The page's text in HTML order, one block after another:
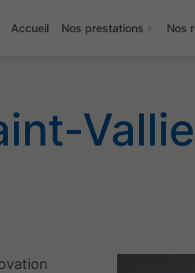
Accueil Nos prestations Nos